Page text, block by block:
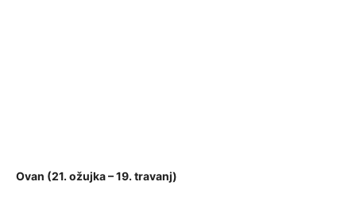
Ovan (21. ožujka – 19. travanj)